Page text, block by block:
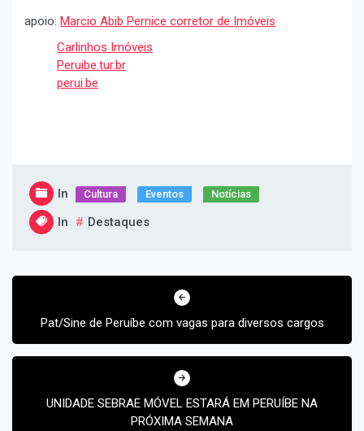
apoio: Marcio Abib Pernice corretor de Imóveis
Carlinhos Imóveis
Peruibe.tur.br
perui.be
In Cultura Eventos Notícias
In Destaques
Navegação
PostPat/Sine de Peruíbe com vagas para diversos cargos
UNIDADE SEBRAE MÓVEL ESTARÁ EM PERUÍBE NA
PRÓXIMA SEMANA